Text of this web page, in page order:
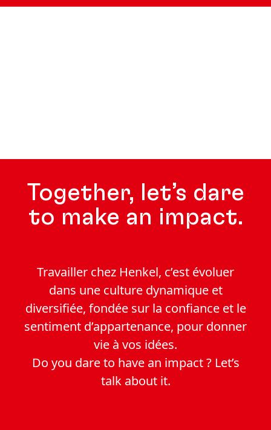
Together, let’s dare
to make an impact.
Travailler chez Henkel, c’est évoluer
dans une culture dynamique et
diversifiée, fondée sur la confiance et le
sentiment d’appartenance, pour donner
vie à vos idées.
Do you dare to have an impact ? Let’s
talk about it.